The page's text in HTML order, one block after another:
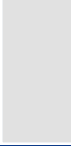
Hadisə
avtomobil
aşması